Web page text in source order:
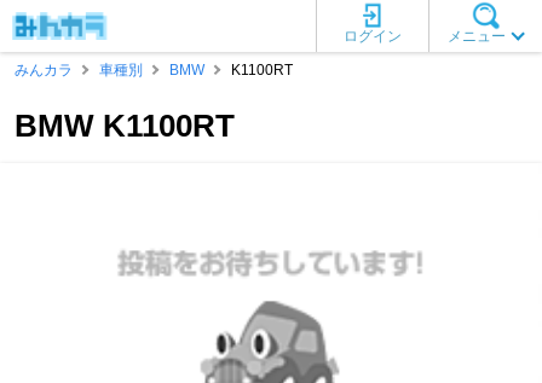
メニュー
ログイン
みんカラ
車種別 BMW K1100RT
BMW K1100RT